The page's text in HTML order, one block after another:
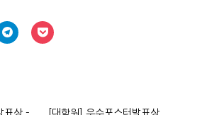
표상 –
[대학원] 우수포스터발표상